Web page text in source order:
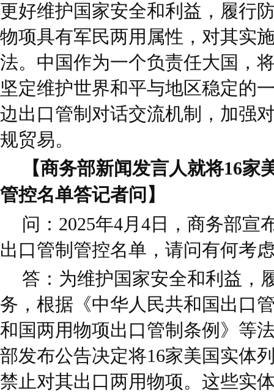
更好维护国家安全和利益，履行
物项具有军民两用属性，对其实
法。中国作为一个负责任大国，
坚定维护世界和平与地区稳定的
边出口管制对话交流机制，加强
规贸易。
【商务部新闻发言人就将16家
管控名单答记者问】
问：2025年4月4日，商务部宣
出口管制管控名单，请问有何考
答：为维护国家安全和利益，
务，根据《中华人民共和国出口
和国两用物项出口管制条例》等
部发布公告决定将16家美国实体
禁止对其出口两用物项。这些实